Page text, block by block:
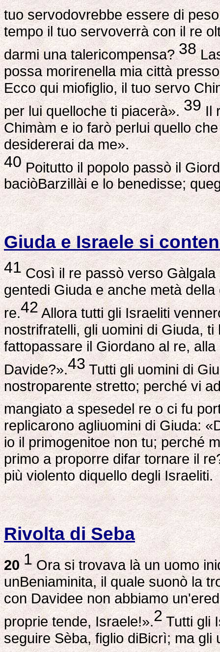
tuo servodovrebbe essere di
tempo il tuo servoverrà con il re
darmi una talericompensa?38
possa morirenella mia città
Ecco qui miofiglio, il tuo servo
per lui quelloche ti piacerà».39Il
Chimàm e io farò perlui quello
desidererai da me».
40Poitutto il popolo passò il
baciòBarzillài e lo benedisse;
Giuda e Israele si
41Così il re passò verso Gàlgala
gentedi Giuda e anche metà
re.42Allora tutti gli Israeliti
nostrifratelli, gli uomini di Giuda,
fattopassare il Giordano al re,
Davide?».43Tutti gli uomini di
nostroparente stretto; perché vi
mangiato a spesedel re o ci fu
replicarono agliuomini di Giuda:
io il primogenitoe non tu; perché
primo a proporre difar tornare il
più violento diquello degli Israeliti.
Rivolta di Seba
20 1Ora si trovava là un uomo
unBeniaminita, il quale suonò la
con Davidee non abbiamo
proprie tende, Israele!».2Tutti gli
seguire Sèba, figlio diBicrì; ma